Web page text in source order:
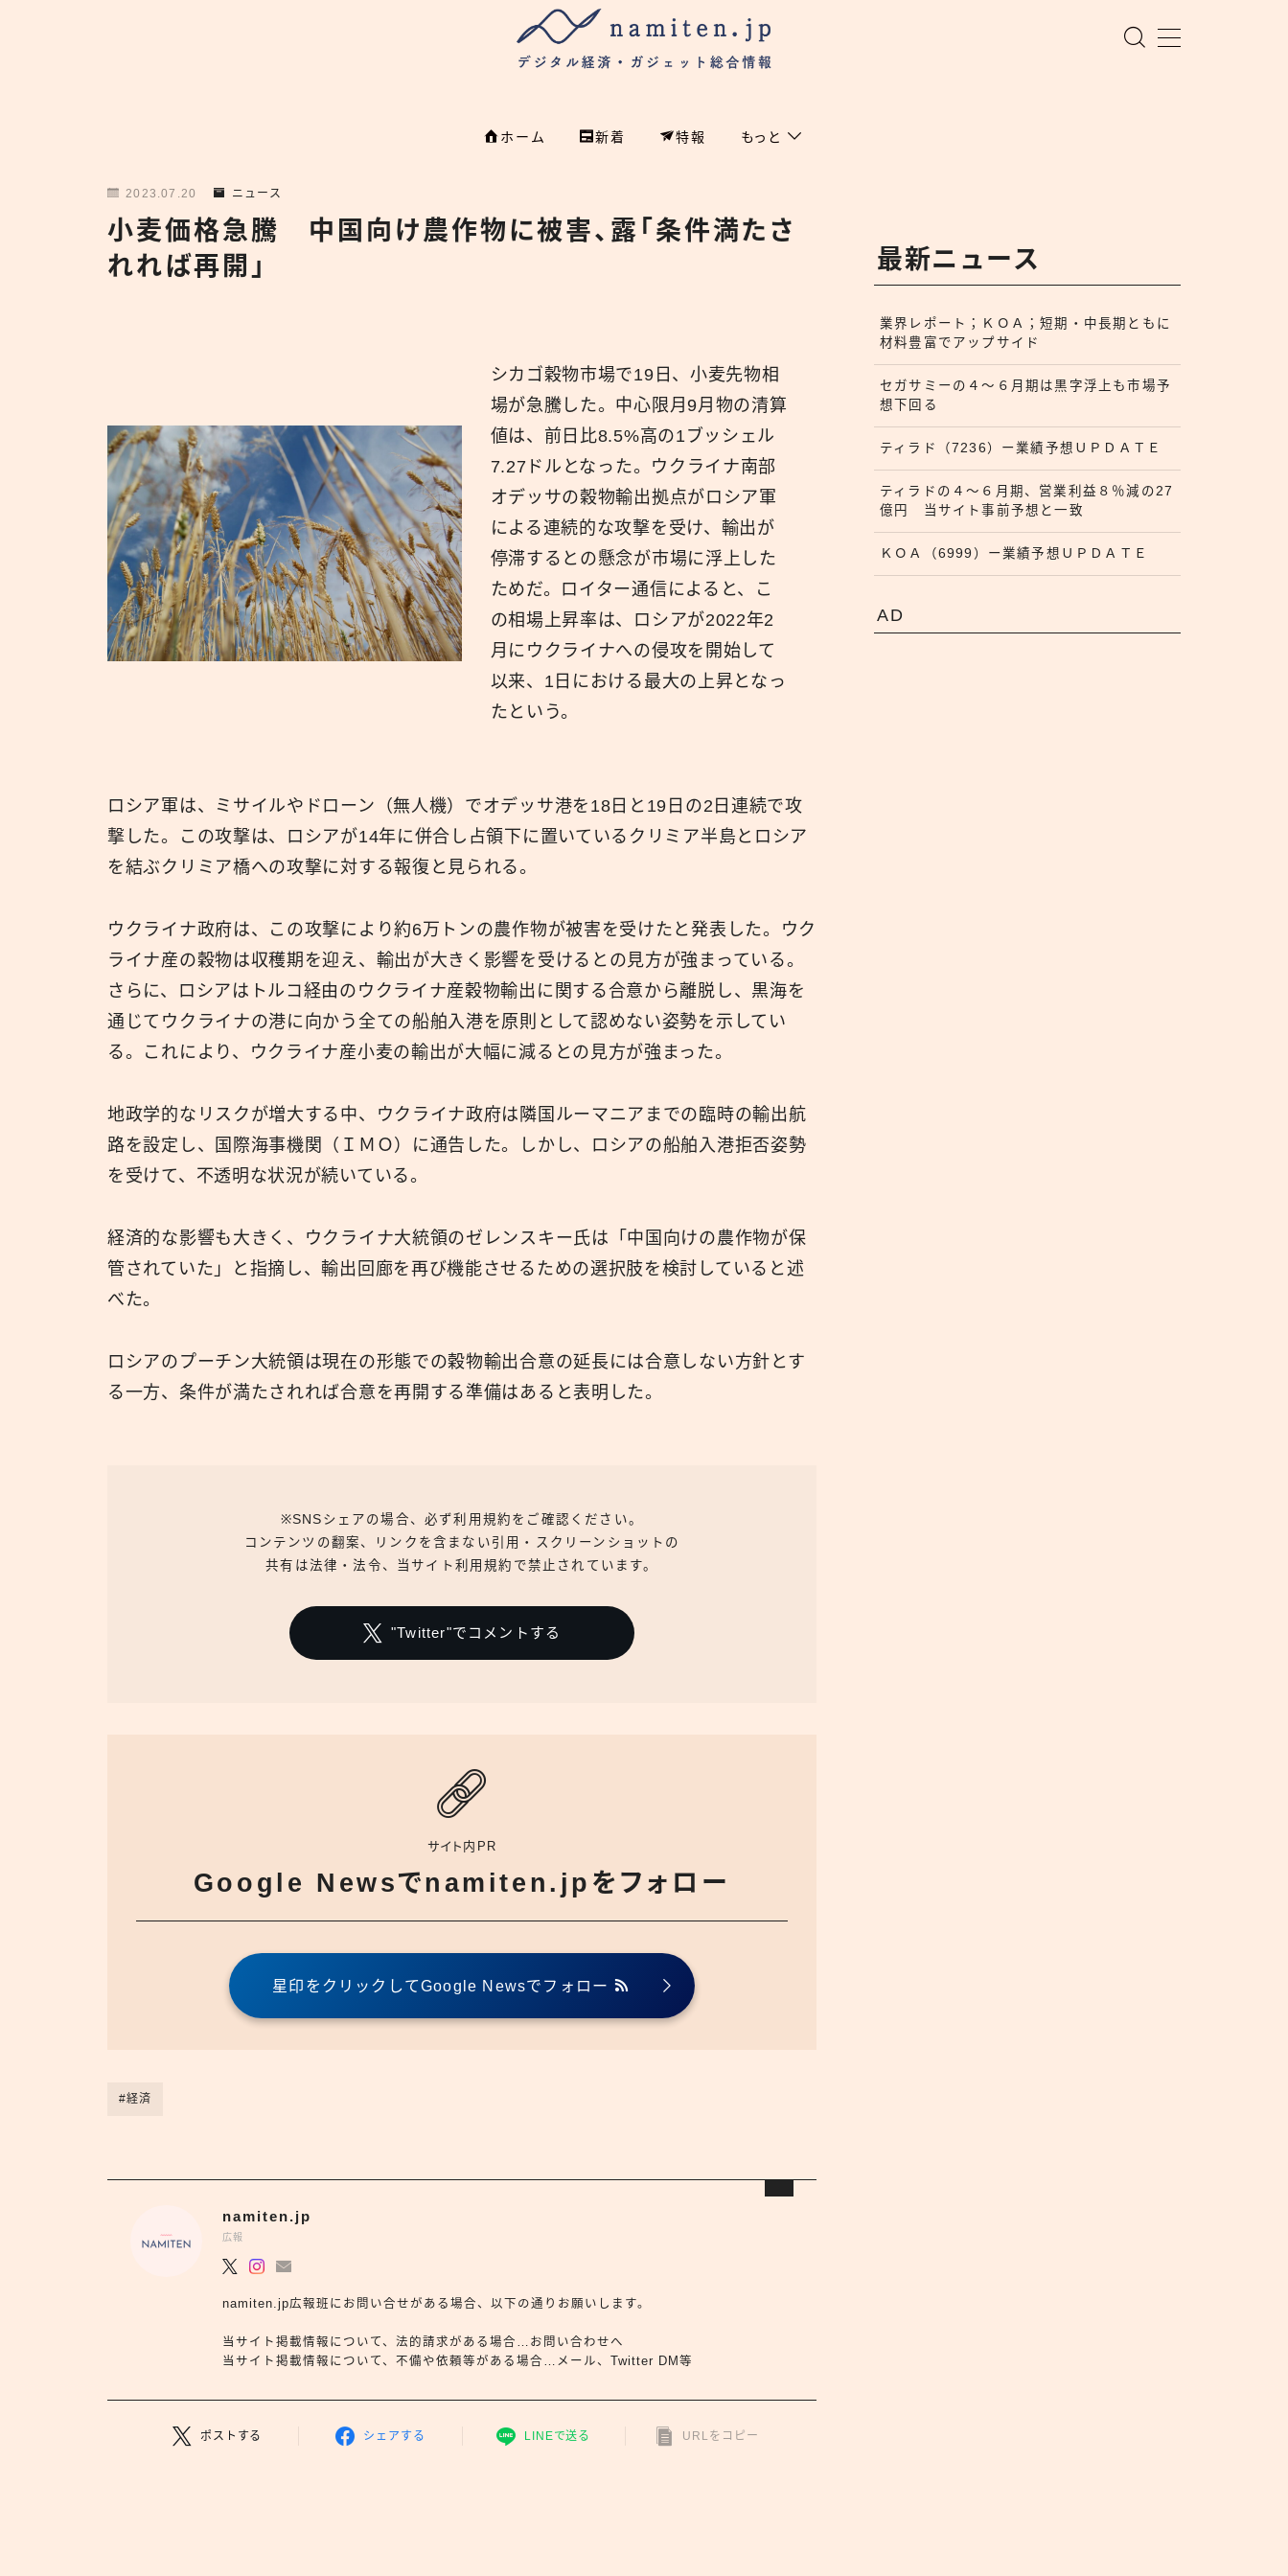
ホーム 新着 特報 もっと
特集
国内
危機管理
広報
特集
2023.07.20 ニュース
小麦価格急騰 中国向け農作物に被害、露「条件満たさ
れれば再開」
シカゴ穀物市場で19日、小麦先物相
場が急騰した。中心限月9月物の清算
値は、前日比8.5%高の1ブッシェル
7.27ドルとなった。ウクライナ南部
オデッサの穀物輸出拠点がロシア軍
による連続的な攻撃を受け、輸出が
停滞するとの懸念が市場に浮上した
ためだ。ロイター通信によると、こ
の相場上昇率は、ロシアが2022年2
月にウクライナへの侵攻を開始して
以来、1日における最大の上昇となっ
たという。
ロシア軍は、ミサイルやドローン（無人機）でオデッサ港を18日と19日の2日連続で攻
撃した。この攻撃は、ロシアが14年に併合し占領下に置いているクリミア半島とロシア
を結ぶクリミア橋への攻撃に対する報復と見られる。
ウクライナ政府は、この攻撃により約6万トンの農作物が被害を受けたと発表した。ウク
ライナ産の穀物は収穫期を迎え、輸出が大きく影響を受けるとの見方が強まっている。
さらに、ロシアはトルコ経由のウクライナ産穀物輸出に関する合意から離脱し、黒海を
通じてウクライナの港に向かう全ての船舶入港を原則として認めない姿勢を示してい
る。これにより、ウクライナ産小麦の輸出が大幅に減るとの見方が強まった。
地政学的なリスクが増大する中、ウクライナ政府は隣国ルーマニアまでの臨時の輸出航
路を設定し、国際海事機関（ＩＭＯ）に通告した。しかし、ロシアの船舶入港拒否姿勢
を受けて、不透明な状況が続いている。
経済的な影響も大きく、ウクライナ大統領のゼレンスキー氏は「中国向けの農作物が保
管されていた」と指摘し、輸出回廊を再び機能させるための選択肢を検討していると述
べた。
ロシアのプーチン大統領は現在の形態での穀物輸出合意の延長には合意しない方針とす
る一方、条件が満たされれば合意を再開する準備はあると表明した。
※SNSシェアの場合、必ず利用規約をご確認ください。
コンテンツの翻案、リンクを含まない引用・スクリーンショットの
共有は法律・法令、当サイト利用規約で禁止されています。
"Twitter"でコメントする
サイト内PR
Google Newsでnamiten.jpをフォロー
星印をクリックしてGoogle Newsでフォロー
#経済
namiten.jp
広報
namiten.jp広報班にお問い合せがある場合、以下の通りお願いします。
当サイト掲載情報について、法的請求がある場合…お問い合わせへ
当サイト掲載情報について、不備や依頼等がある場合…メール、Twitter DM等
ポストする シェアする LINEで送る URLをコピー
最新ニュース
業界レポート；ＫＯＡ；短期・中長期ともに
材料豊富でアップサイド
セガサミーの４〜６月期は黒字浮上も市場予
想下回る
ティラド（7236）ー業績予想ＵＰＤＡＴＥ
ティラドの４〜６月期、営業利益８％減の27
億円 当サイト事前予想と一致
ＫＯＡ（6999）ー業績予想ＵＰＤＡＴＥ
AD